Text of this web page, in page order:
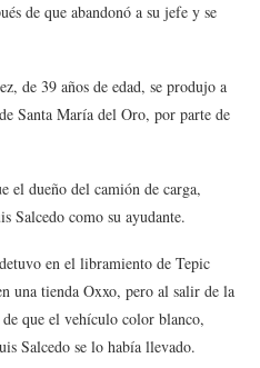
de que abandonó a su jefe y se
de 39 años de edad, se produjo a
Santa María del Oro, por parte de
el dueño del camión de carga,
Salcedo como su ayudante.
en el libramiento de Tepic
una tienda Oxxo, pero al salir de la
que el vehículo color blanco,
Salcedo se lo había llevado.